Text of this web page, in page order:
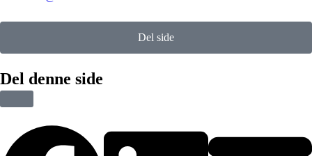
Del side
Del denne side